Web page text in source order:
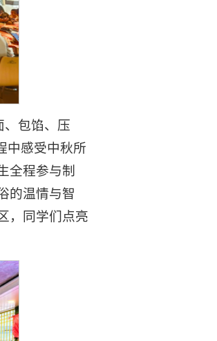
、包馅、压
中感受中秋所
全程参与制
的温情与智
，同学们点亮